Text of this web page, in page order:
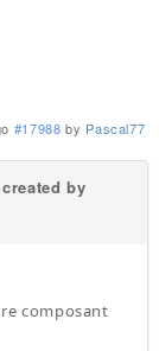
#17988 by Pascal77
by
composant